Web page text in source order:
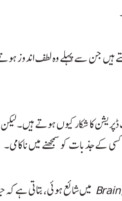
ہیں جن سے پہلے وہ لطف اندوز
کا شکار کیوں ہوتے ہیں۔
کے جذبات کو سمجھنے میں ناکامی۔
میں شائع ہوئی، بتاتی ہے